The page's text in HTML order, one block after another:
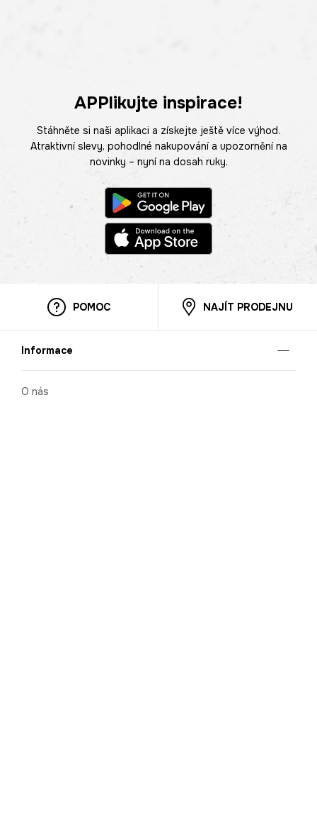
APPlikujte inspirace!
Stáhněte si naši aplikaci a získejte ještě více výhod.
Atraktivní slevy, pohodlné nakupování a upozornění na
novinky – nyní na dosah ruky.
POMOC NAJÍT PRODEJNU
Informace
O nás